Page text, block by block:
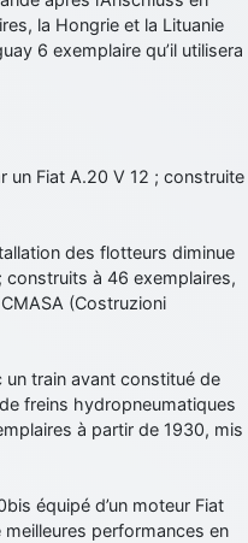
la Hongrie et la Lituanie
6 exemplaire qu’il utilisera
un Fiat A.20 V 12 ; construite
des flotteurs diminue
à 46 exemplaires,
(Costruzioni
un train avant constitué de
freins hydropneumatiques
à partir de 1930, mis
équipé d’un moteur Fiat
performances en